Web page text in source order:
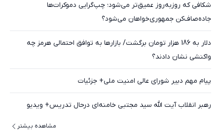
شکافی که روزبه‌روز عمیق‌تر می‌شود؛ چپ‌گرایی دموکرات‌ها
جاده‌صاف‌کن جمهوری‌خواهان می‌شود؟
دلار به 186 هزار تومان برگشت/ بازارها به توافق احتمالی هرمز چه
واکنشی نشان دادند؟
پیام مهم دبیر شورای عالی امنیت ملی+ جزئیات
رهبر انقلاب آیت الله سید مجتبی خامنه‌ای درحال تدریس+ ویدیو
مشاهده بیشتر